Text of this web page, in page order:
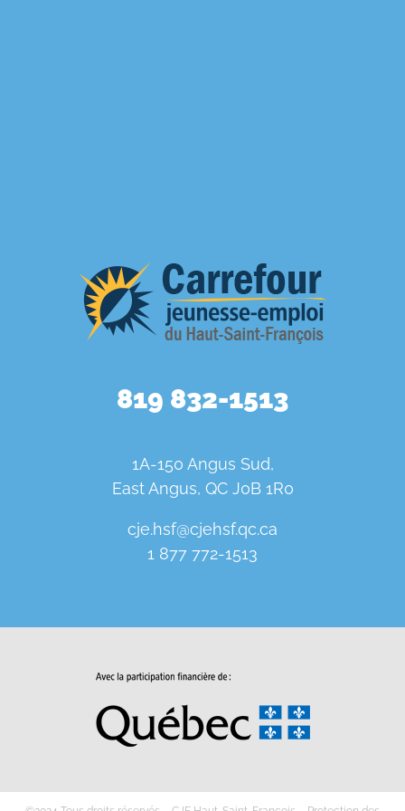
819 832-1513
1A-150 Angus Sud,
East Angus, QC J0B 1R0
cje.hsf@cjehsf.qc.ca
1 877 772-1513